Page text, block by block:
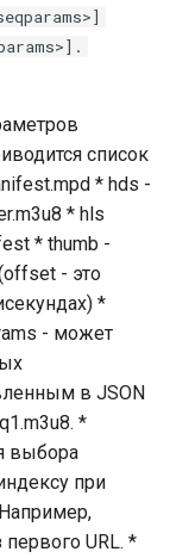
список
* hds -
* hls
* thumb -
- это
*
- может
в JSON
*
выбора
при
URL. *